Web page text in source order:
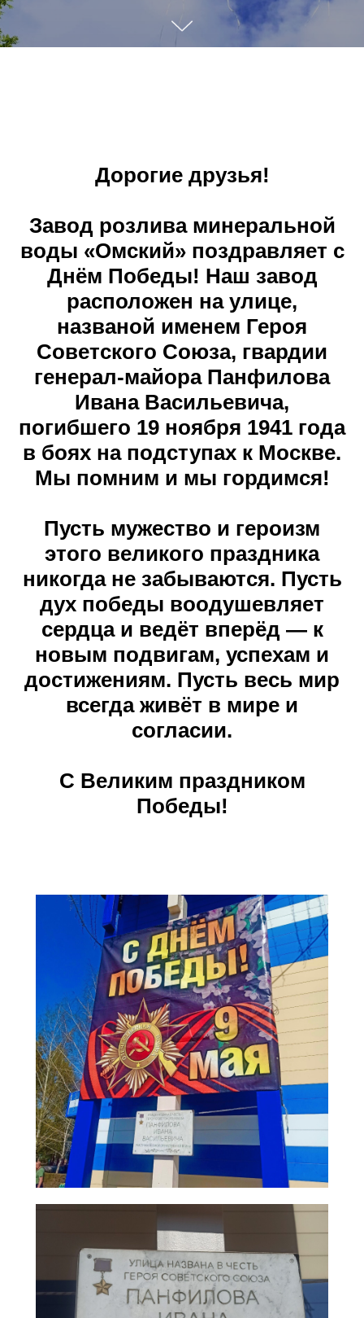
Дорогие друзья!
Завод розлива минеральной
воды «Омский» поздравляет с
Днём Победы! Наш завод
расположен на улице,
названой именем Героя
Советского Союза, гвардии
генерал-майора Панфилова
Ивана Васильевича,
погибшего 19 ноября 1941 года
в боях на подступах к Москве.
Мы помним и мы гордимся!
Пусть мужество и героизм
этого великого праздника
никогда не забываются. Пусть
дух победы воодушевляет
сердца и ведёт вперёд — к
новым подвигам, успехам и
достижениям. Пусть весь мир
всегда живёт в мире и
согласии.
С Великим праздником
Победы!